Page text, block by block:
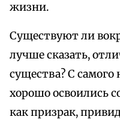
жизни.
Существуют ли
лучше сказать,
существа? С
хорошо освоились
как призрак,